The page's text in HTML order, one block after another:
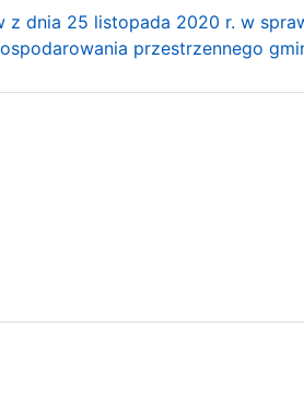
z dnia 25 listopada 2020 r. w
przestrzennego